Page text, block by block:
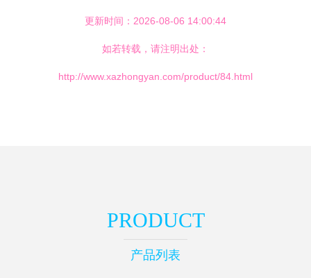
更新时间：2026-08-06 14:00:44
如若转载，请注明出处：
http://www.xazhongyan.com/product/84.html
PRODUCT
产品列表